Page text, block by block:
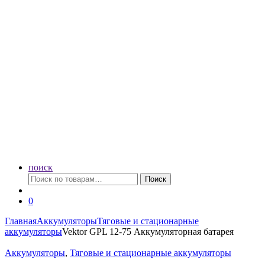
поиск
Искать:
Поиск
0
ГлавнаяАккумуляторыТяговые и стационарные
аккумуляторыVektor GPL 12-75 Аккумуляторная батарея
Аккумуляторы, Тяговые и стационарные аккумуляторы